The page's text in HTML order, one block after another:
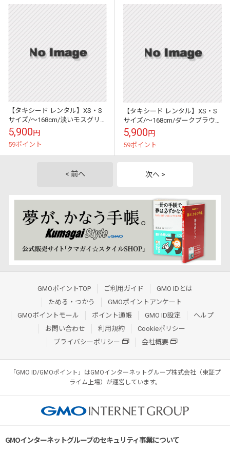
【タキシード レンタル】XS・S
サイズ/～168cm/淡いモスグリ
ーン 1110
5,900円
59ポイント
【タキシード レンタル】XS・S
サイズ/～168cm/ダークブラウン
パーティ 演奏会 1112s
5,900円
59ポイント
< 前へ 次へ >
GMOポイントTOP ご利用ガイド
GMO IDとは
ためる・つかう
GMOポイントアンケート
GMOポイントモール
ポイント通帳 GMO ID設定
ヘルプ
お問い合わせ
利用規約
Cookieポリシー
プライバシーポリシー
会社概要
「GMO ID/GMOポイント」はGMOインターネットグループ株式会社（東証プ
ライム上場）が運営しています。
GMOインターネットグループのセキュリティ事業について